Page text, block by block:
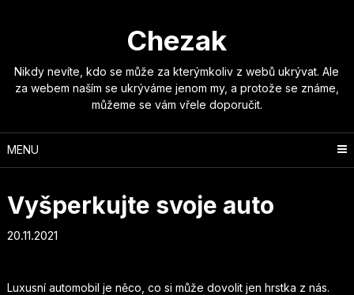
Chezak
Nikdy nevíte, kdo se může za kterýmkoliv z webů ukrývat. Ale
za webem naším se ukrýváme jenom my, a protože se známe,
můžeme se vám vřele doporučit.
MENU
Vyšperkujte svoje auto
20.11.2021
Luxusní automobil je něco, co si může dovolit jen hrstka z nás.